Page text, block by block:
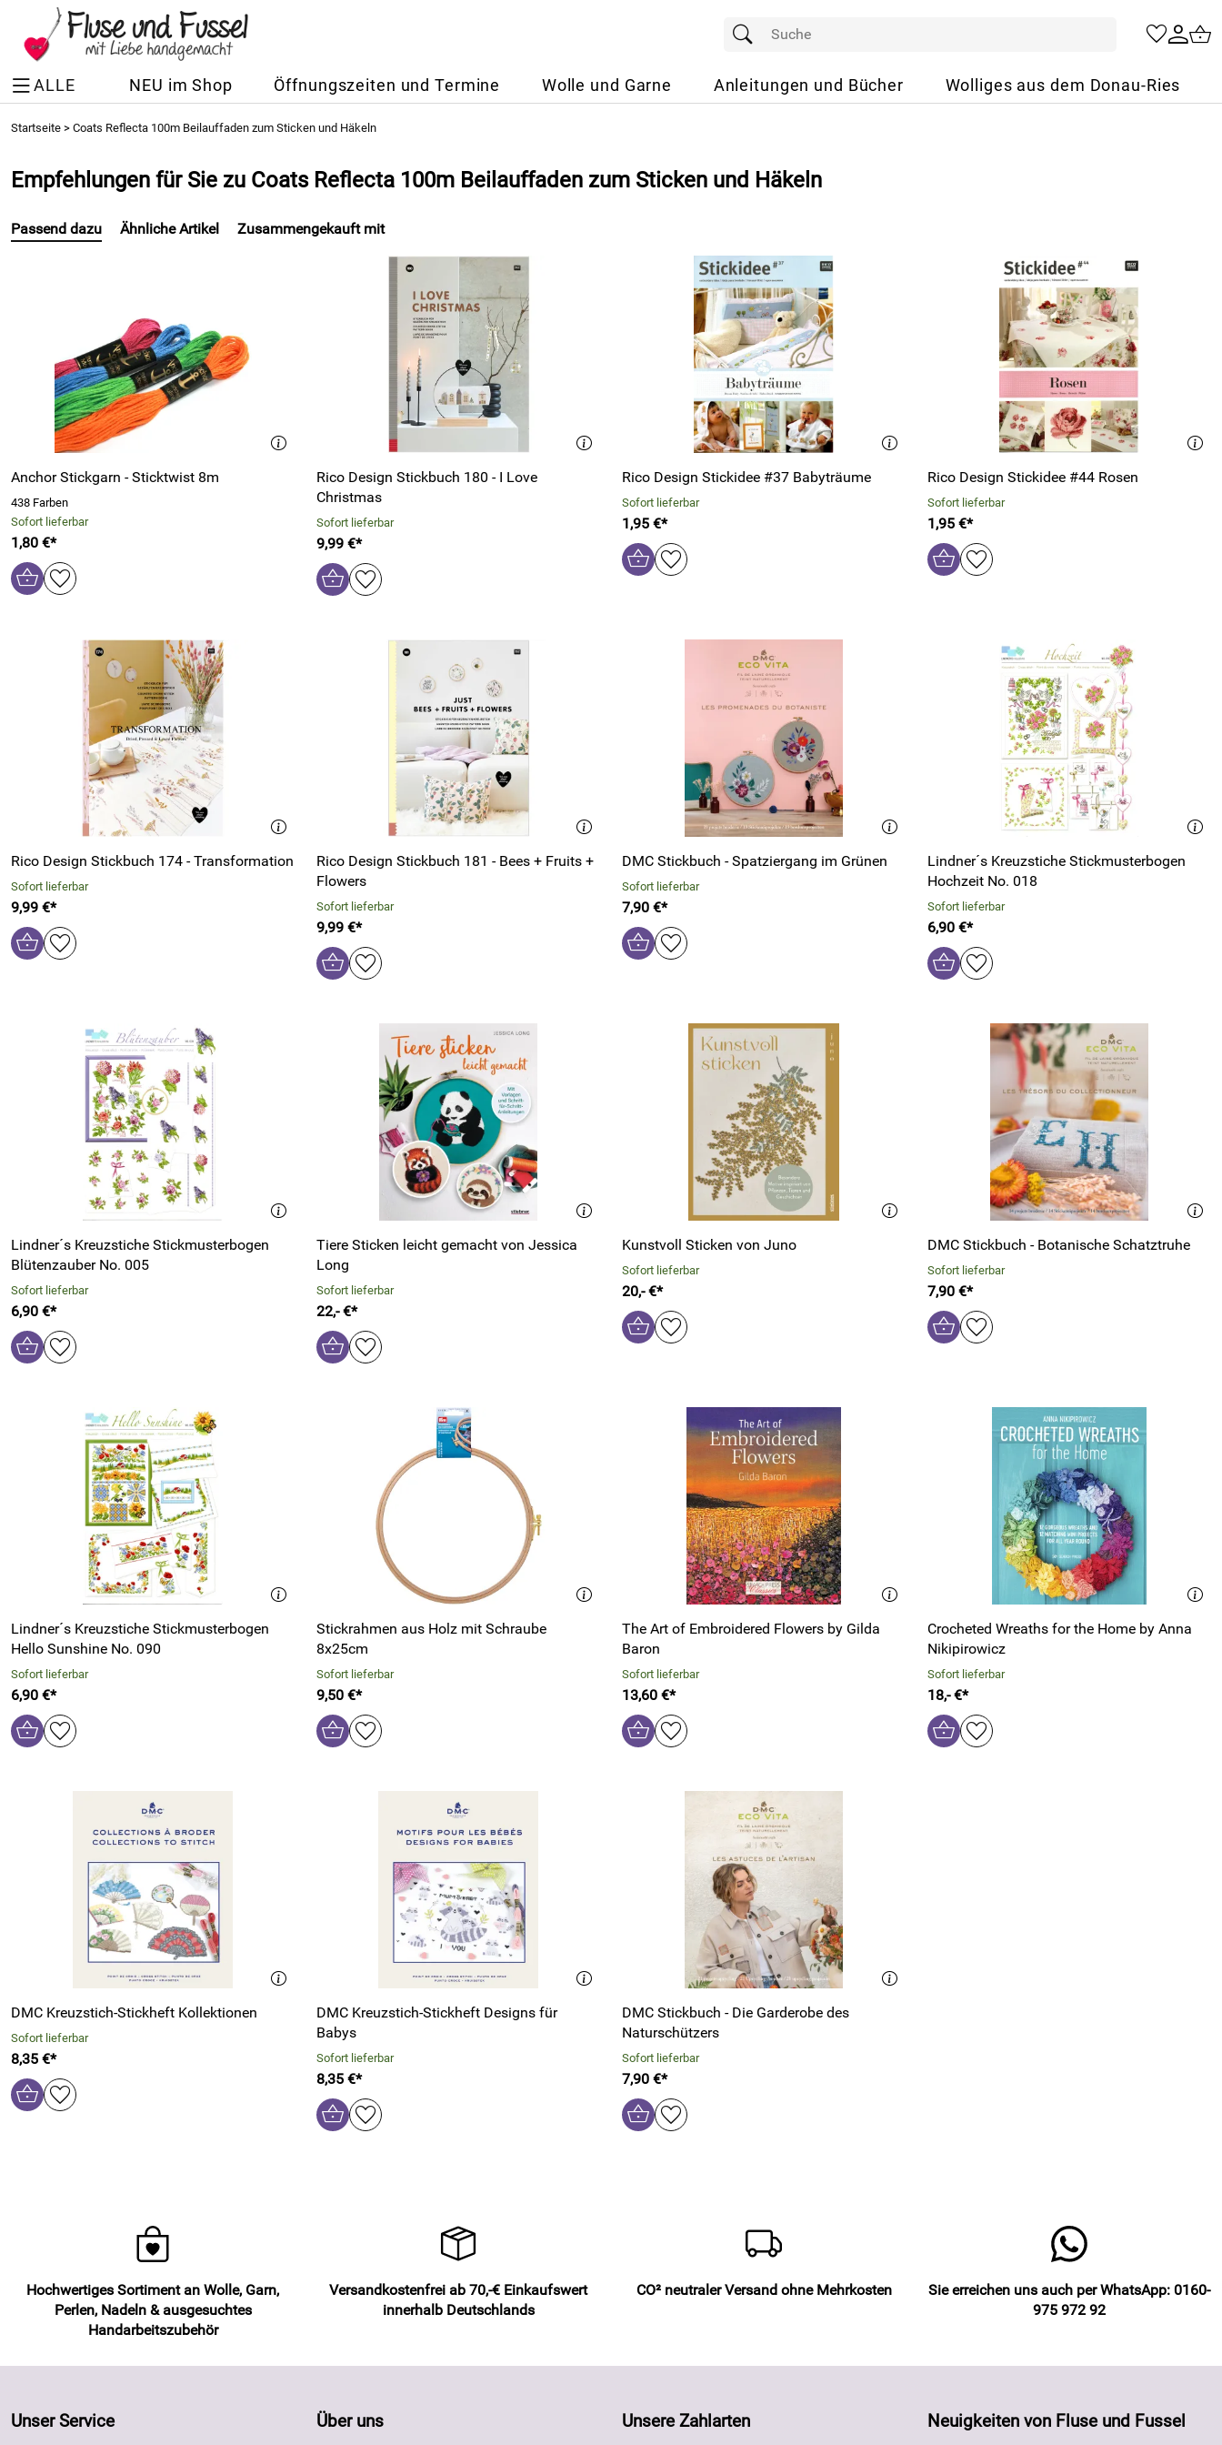
ALLE NEU im Shop Öffnungszeiten und Termine Wolle und Garne Anleitungen und Bücher Wolliges aus dem Donau-Ries
Startseite > Coats Reflecta 100m Beilauffaden zum Sticken und Häkeln
Empfehlungen für Sie zu Coats Reflecta 100m Beilauffaden zum Sticken und Häkeln
Passend dazu
Anchor Stickgarn - Sticktwist 8m
438 Farben
Sofort lieferbar
1,80 €*
Rico Design Stickbuch 180 - I Love
Christmas
Sofort lieferbar
9,99 €*
Rico Design Stickidee #37 Babyträume
Sofort lieferbar
1,95 €*
Rico Design Stickidee #44 Rosen
Sofort lieferbar
1,95 €*
Rico Design Stickbuch 174 - Transformation
Sofort lieferbar
9,99 €*
Rico Design Stickbuch 181 - Bees + Fruits +
Flowers
Sofort lieferbar
9,99 €*
DMC Stickbuch - Spatziergang im Grünen
Sofort lieferbar
7,90 €*
Lindner´s Kreuzstiche Stickmusterbogen
Hochzeit No. 018
Sofort lieferbar
6,90 €*
Lindner´s Kreuzstiche Stickmusterbogen
Blütenzauber No. 005
Sofort lieferbar
6,90 €*
Tiere Sticken leicht gemacht von Jessica
Long
Sofort lieferbar
22,- €*
Kunstvoll Sticken von Juno
Sofort lieferbar
20,- €*
DMC Stickbuch - Botanische Schatztruhe
Sofort lieferbar
7,90 €*
Lindner´s Kreuzstiche Stickmusterbogen
Hello Sunshine No. 090
Sofort lieferbar
6,90 €*
Stickrahmen aus Holz mit Schraube
8x25cm
Sofort lieferbar
9,50 €*
The Art of Embroidered Flowers by Gilda
Baron
Sofort lieferbar
13,60 €*
Crocheted Wreaths for the Home by Anna
Nikipirowicz
Sofort lieferbar
18,- €*
DMC Kreuzstich-Stickheft Kollektionen
Sofort lieferbar
8,35 €*
DMC Kreuzstich-Stickheft Designs für
Babys
Sofort lieferbar
8,35 €*
DMC Stickbuch - Die Garderobe des
Naturschützers
Sofort lieferbar
7,90 €*
Ähnliche Artikel Zusammengekauft mit
Hochwertiges Sortiment an Wolle, Garn,
Perlen, Nadeln & ausgesuchtes
Handarbeitszubehör
Versandkostenfrei ab 70,-€ Einkaufswert
innerhalb Deutschlands
CO² neutraler Versand ohne Mehrkosten
Sie erreichen uns auch per WhatsApp: 0160-
975 972 92
Unser Service Über uns Unsere Zahlarten Neuigkeiten von Fluse und Fussel